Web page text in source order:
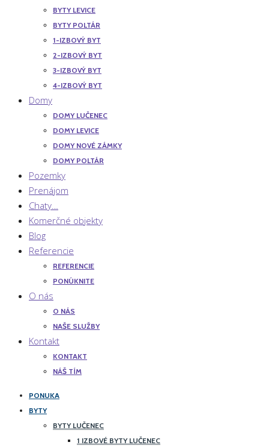
BYTY LEVICE
BYTY POLTÁR
1-IZBOVÝ BYT
2-IZBOVÝ BYT
3-IZBOVÝ BYT
4-IZBOVÝ BYT
Domy
DOMY LUČENEC
DOMY LEVICE
DOMY NOVÉ ZÁMKY
DOMY POLTÁR
Pozemky
Prenájom
Chaty…
Komerčné objekty
Blog
Referencie
REFERENCIE
PONÚKNITE
O nás
O NÁS
NAŠE SLUŽBY
Kontakt
KONTAKT
NÁŠ TÍM
PONUKA
BYTY
BYTY LUČENEC
1 IZBOVÉ BYTY LUČENEC